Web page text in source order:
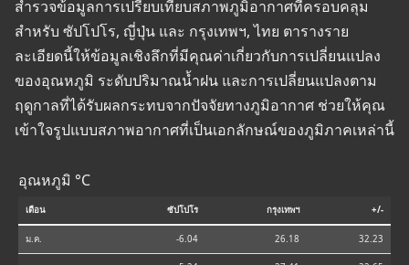
สำรวจข้อมูลการเปรียบเทียบสภาพภูมิอากาศที่ครอบคลุม
สำหรับ ซัปโปโร, ญี่ปุ่น และ กรุงเทพฯ, ไทย ตารางราย
ละเอียดนี้ให้ข้อมูลเชิงลึกที่มีคุณค่าเกี่ยวกับการเปลี่ยนแปลง
ของอุณหภูมิ ระดับปริมาณน้ำฝน และการเปลี่ยนแปลงตาม
ฤดูกาลที่ได้รับผลกระทบจากปัจจัยทางภูมิอากาศ ช่วยให้คุณ
เข้าใจรูปแบบสภาพอากาศที่เป็นเอกลักษณ์ของภูมิภาคเหล่านี้
อุณหภูมิ °C
เดือน ซัปโปโร กรุงเทพฯ +/-
ม.ค. -6.04 26.18 32.23